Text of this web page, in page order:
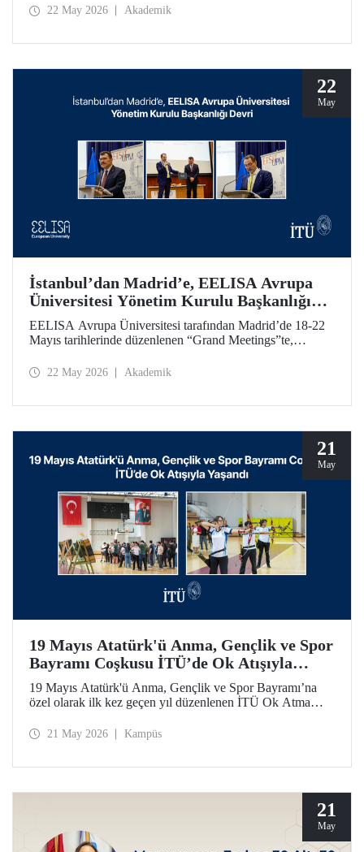
100’üncü oldu.
22 May 2026 Akademik
22
May
İstanbul’dan Madrid’e, EELISA Avrupa
Üniversitesi Yönetim Kurulu Başkanlığı
Devri
EELISA Avrupa Üniversitesi tarafından Madrid’de 18-22
Mayıs tarihlerinde düzenlenen “Grand Meetings”te,
UPM’e geçti. İTÜ Rektörü Prof. Dr. Hasan Mandal, 6 ay
22 May 2026 Akademik
21
May
19 Mayıs Atatürk'ü Anma, Gençlik ve Spor
Bayramı Coşkusu İTÜ’de Ok Atışıyla
Yaşandı
19 Mayıs Atatürk'ü Anma, Gençlik ve Spor Bayramı’na
özel olarak ilk kez geçen yıl düzenlenen İTÜ Ok Atma
bir araya getirdi.
21 May 2026 Kampüs
21
May